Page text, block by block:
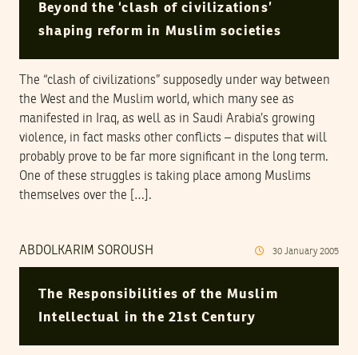
Beyond the ‘clash of civilizations’
shaping reform in Muslim societies
The “clash of civilizations” supposedly under way between
the West and the Muslim world, which many see as
manifested in Iraq, as well as in Saudi Arabia’s growing
violence, in fact masks other conflicts – disputes that will
probably prove to be far more significant in the long term.
One of these struggles is taking place among Muslims
themselves over the […].
ABDOLKARIM SOROUSH 30 January 2005
The Responsibilities of the Muslim
Intellectual in the 21st Century